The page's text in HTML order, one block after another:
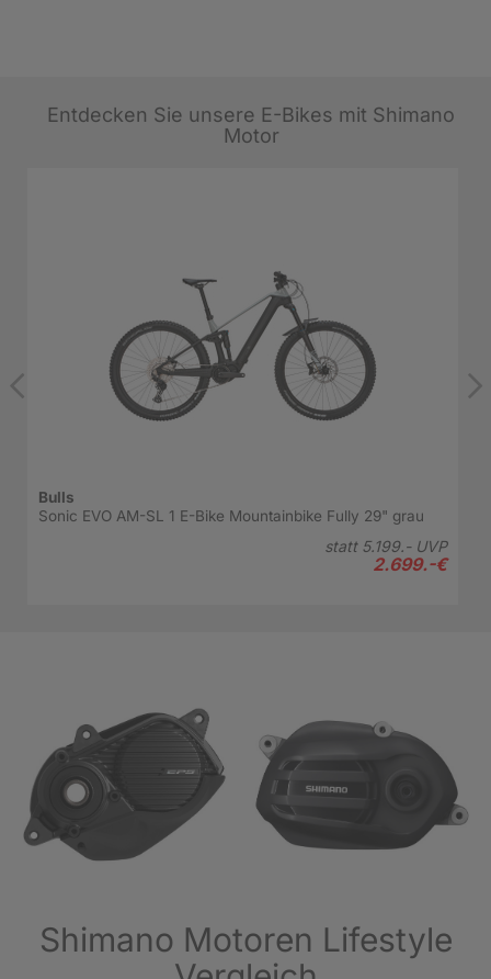
Entdecken Sie unsere E-Bikes mit Shimano
Motor
Bulls
Sonic EVO AM-SL 1 E-Bike Mountainbike Fully 29" grau
statt 5.199.-UVP
2.699.-€
Shimano Motoren Lifestyle